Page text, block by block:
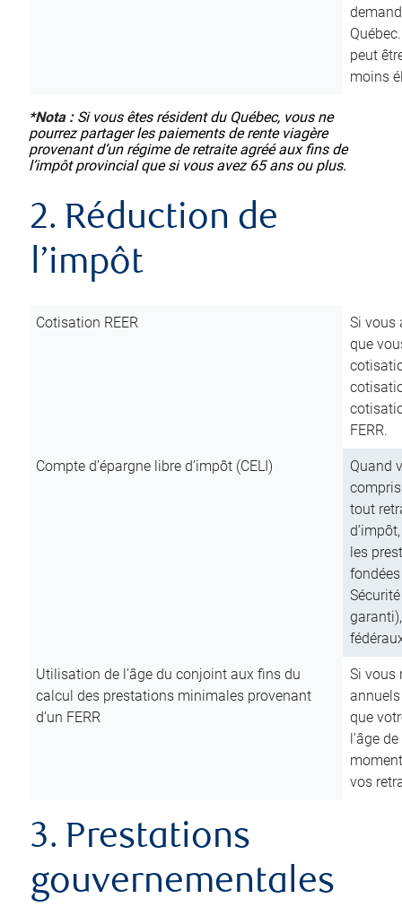
peut
moins
*Nota :Si vous êtes résident du Québec, vous ne
pourrez partager les paiements de rente viagère
provenant d’un régime de retraite agréé aux fins de
l’impôt provincial que si vous avez 65 ans ou plus.
2. Réduction de
l’impôt
Cotisation REER
Si vous
que
FERR.
Compte d’épargne libre d’impôt (CELI)
Quand
tout
les
Utilisation de l’âge du conjoint aux fins du
calcul des prestations minimales provenant
d’un FERR
Si vous
que
l’âge
vos
3. Prestations
gouvernementales